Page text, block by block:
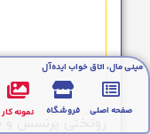
روتختی پرنسس و
مینی مال، اتاق خواب ایده‌آل
صفحه اصلی فروشگاه نمونه کار